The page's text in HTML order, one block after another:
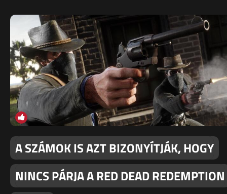
A SZÁMOK IS AZT BIZONYÍTJÁK, HOGY
NINCS PÁRJA A RED DEAD REDEMPTION